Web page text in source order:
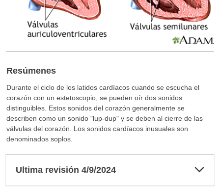
Resúmenes
Durante el ciclo de los latidos cardíacos cuando se escucha el
corazón con un estetoscopio, se pueden oír dos sonidos
distinguibles. Estos sonidos del corazón generalmente se
describen como un sonido "lup-dup" y se deben al cierre de las
válvulas del corazón. Los sonidos cardíacos inusuales son
denominados soplos.
Ultima revisión 4/9/2024